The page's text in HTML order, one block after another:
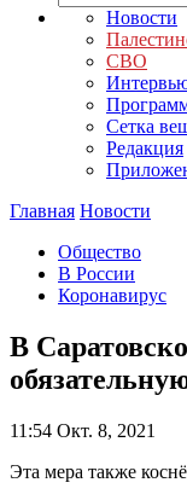
Новости
СВО
Сетка
Редакция
Главная Новости
Общество
В России
Коронавирус
В
11:54 Окт. 8, 2021
Эта мера также